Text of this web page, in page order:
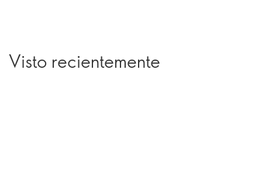
Visto recientemente